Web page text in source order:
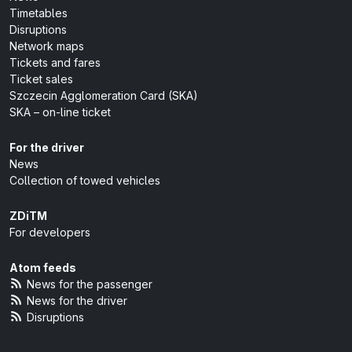
Timetables
Disruptions
Network maps
Tickets and fares
Ticket sales
Szczecin Agglomeration Card (SKA)
SKA – on-line ticket
For the driver
News
Collection of towed vehicles
ZDiTM
For developers
Atom feeds
News for the passenger
News for the driver
Disruptions